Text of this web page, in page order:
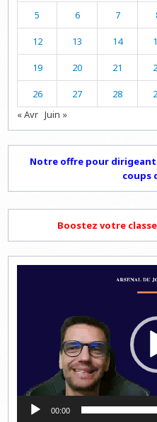
5 6 7
12 13 14
19 20 21
26 27 28
« Avr Juin »
Notre offre pour
coups
Boostez votre
00:00